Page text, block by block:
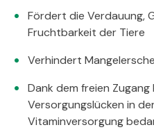
Fördert die Verdauung,
Fruchtbarkeit der Tiere
Verhindert
Dank dem freien Zugang
Versorgungslücken in
Vitaminversorgung